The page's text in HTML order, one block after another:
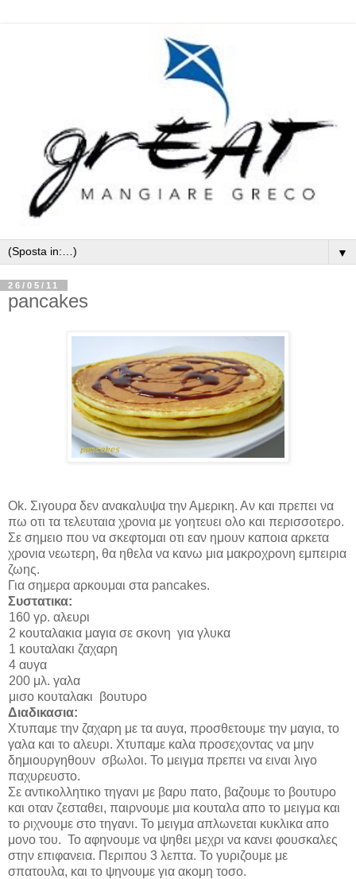
▼
26/05/11
pancakes
Ok. Σιγουρα δεν ανακαλυψα την Αμερικη. Αν και πρεπει να
πω οτι τα τελευταια χρονια με γοητευει ολο και περισσοτερο.
Σε σημειο που να σκεφτομαι οτι εαν ημουν καποια αρκετα
χρονια νεωτερη, θα ηθελα να κανω μια μακροχρονη εμπειρια
ζωης.
Για σημερα αρκουμαι στα pancakes.
Συστατικα:
160 γρ. αλευρι
2 κουταλακια μαγια σε σκονη για γλυκα
1 κουταλακι ζαχαρη
4 αυγα
200 μλ. γαλα
μισο κουταλακι βουτυρο
Διαδικασια:
Χτυπαμε την ζαχαρη με τα αυγα, προσθετουμε την μαγια, το
γαλα και το αλευρι. Χτυπαμε καλα προσεχοντας να μην
δημιουργηθουν σβωλοι. Το μειγμα πρεπει να ειναι λιγο
παχυρευστο.
Σε αντικολλητικο τηγανι με βαρυ πατο, βαζουμε το βουτυρο
και οταν ζεσταθει, παιρνουμε μια κουταλα απο το μειγμα και
το ριχνουμε στο τηγανι. Το μειγμα απλωνεται κυκλικα απο
μονο του. Το αφηνουμε να ψηθει μεχρι να κανει φουσκαλες
στην επιφανεια. Περιπου 3 λεπτα. Το γυριζουμε με
σπατουλα, και το ψηνουμε για ακομη τοσο.